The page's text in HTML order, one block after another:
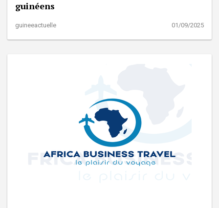
guinéens
guineeactuelle 01/09/2025